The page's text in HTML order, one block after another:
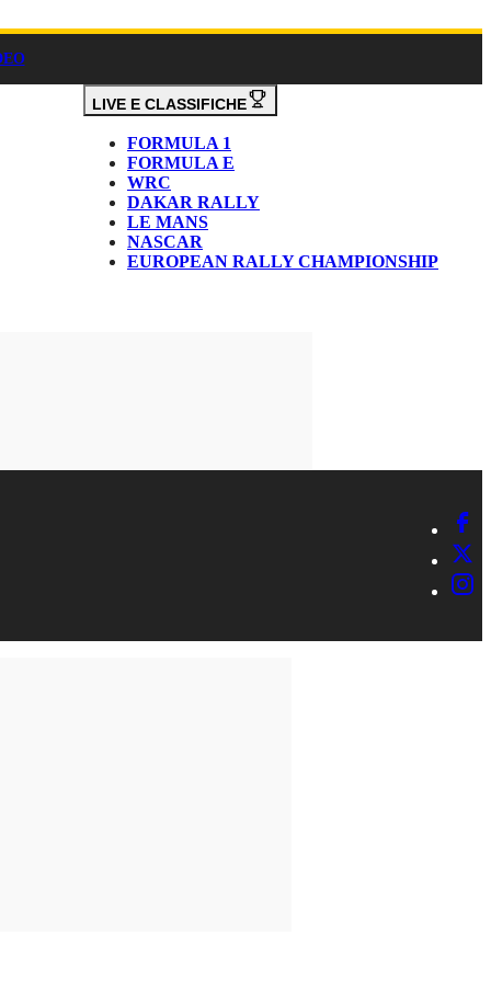
LIVE E CLASSIFICHE
FORMULA 1
FORMULA E
WRC
DAKAR RALLY
LE MANS
NASCAR
EUROPEAN RALLY CHAMPIONSHIP